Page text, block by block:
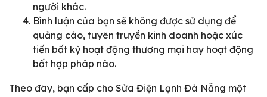
người khác.
Bình luận của bạn sẽ không được sử dụng để
quảng cáo, tuyên truyền kinh doanh hoặc xúc
tiến bất kỳ hoạt động thương mại hay hoạt động
bất hợp pháp nào.
Theo đây, bạn cấp cho Sửa Điện Lạnh Đà Nẵng một